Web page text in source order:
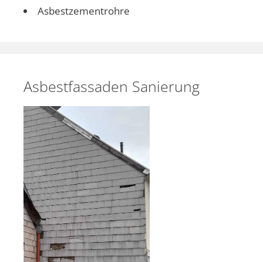
Asbestzementrohre
Asbestfassaden Sanierung